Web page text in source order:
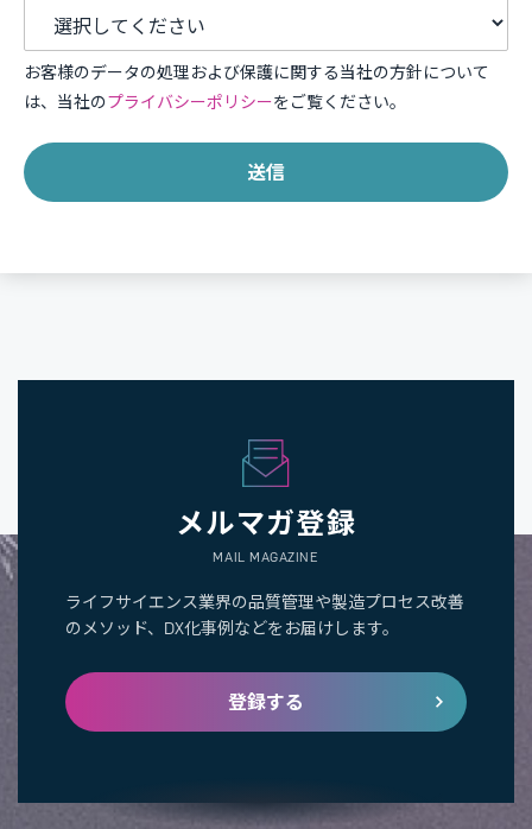
お客様のデータの処理および保護に関する当社の方針について
は、当社のプライバシーポリシーをご覧ください。
メルマガ登録
MAIL MAGAZINE
ライフサイエンス業界の品質管理や製造プロセス改善
のメソッド、DX化事例などをお届けします。
登録する